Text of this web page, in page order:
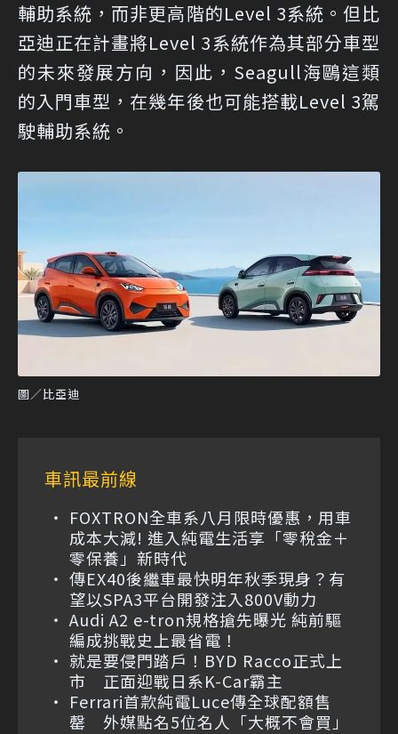
輔助系統，而非更高階的Level 3系統。但比
亞迪正在計畫將Level 3系統作為其部分車型
的未來發展方向，因此，Seagull海鷗這類
的入門車型，在幾年後也可能搭載Level 3駕
駛輔助系統。
圖／比亞迪
車訊最前線
FOXTRON全車系八月限時優惠，用車
成本大減! 進入純電生活享「零稅金＋
零保養」新時代
傳EX40後繼車最快明年秋季現身？有
望以SPA3平台開發注入800V動力
Audi A2 e-tron規格搶先曝光 純前驅
編成挑戰史上最省電！
就是要侵門踏戶！BYD Racco正式上
市 正面迎戰日系K-Car霸主
Ferrari首款純電Luce傳全球配額售
罄 外媒點名5位名人「大概不會買」